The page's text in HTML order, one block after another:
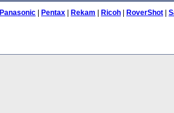
Panasonic Pentax Rekam Ricoh RoverShot